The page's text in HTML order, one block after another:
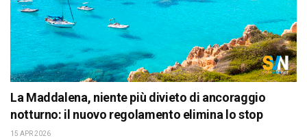
La Maddalena, niente più divieto di ancoraggio
notturno: il nuovo regolamento elimina lo stop
15 APR 2026